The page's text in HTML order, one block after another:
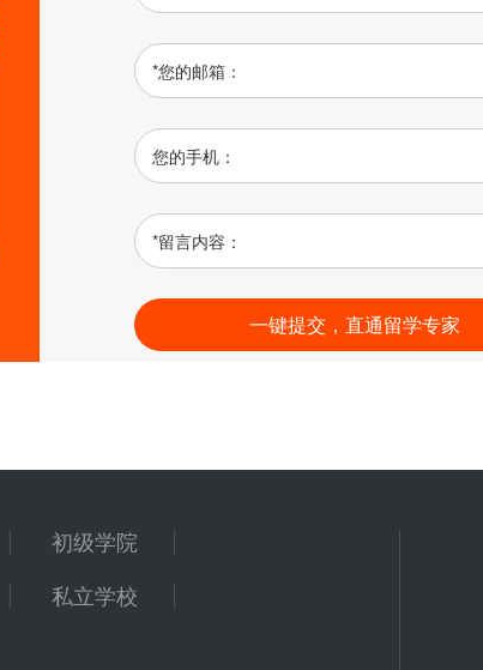
*您的邮箱：
您的手机：
*留言内容：
初级学院
私立学校